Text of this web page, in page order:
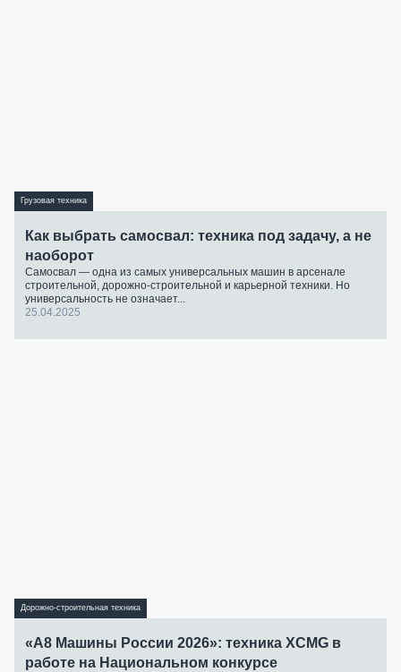
Грузовая техника
Как выбрать самосвал: техника под задачу, а не
наоборот
Самосвал — одна из самых универсальных машин в арсенале
строительной, дорожно-строительной и карьерной техники. Но
универсальность не означает...
25.04.2025
Дорожно-строительная техника
«А8 Машины России 2026»: техника XCMG в
работе на Национальном конкурсе